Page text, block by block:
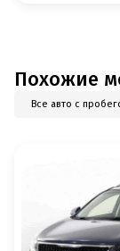
Похожие
Все авто с